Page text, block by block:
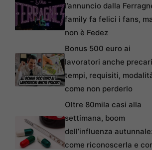
l’annuncio dalla
family fa felici i fans,
non è Fedez
Bonus 500 euro ai
lavoratori anche
tempi, requisiti,
come non perderlo
Oltre 80mila casi alla
settimana, boom
dell’influenza autunnale:
come riconoscerla e